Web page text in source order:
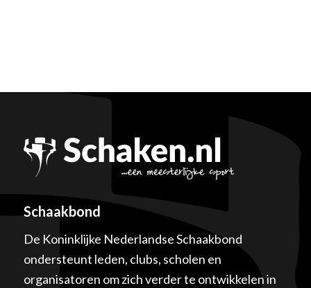
Schaakbond
De Koninklijke Nederlandse Schaakbond
ondersteunt leden, clubs, scholen en
organisatoren om zich verder te ontwikkelen in